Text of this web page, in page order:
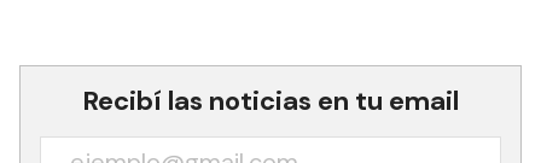
Recibí las noticias en tu email